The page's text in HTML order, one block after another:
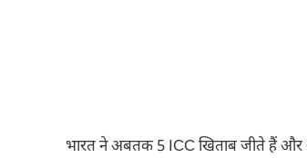
भारत ने अबतक 5 ICC खिताब जीते हैं और